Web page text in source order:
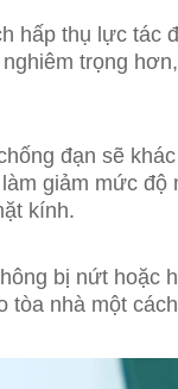
hấp thụ lực
trọng
đạn sẽ
giảm mức
kính.
bị nứt hoặc
nhà một